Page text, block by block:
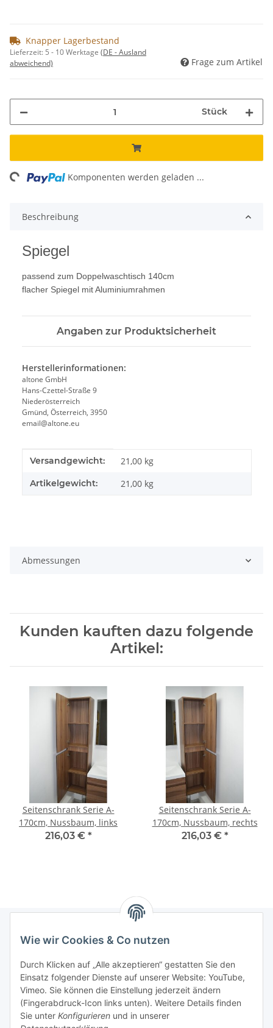
Wie wir Cookies & Co nutzen
Durch Klicken auf „Alle akzeptieren“ gestatten Sie den
Einsatz folgender Dienste auf unserer Website: YouTube,
Vimeo. Sie können die Einstellung jederzeit ändern
(Fingerabdruck-Icon links unten). Weitere Details finden
Sie unter Konfigurieren und in unserer
Knapper Lagerbestand
Lieferzeit: 5 - 10 Werktage (DE - Ausland
abweichend)
Frage zum Artikel
Stück
Komponenten werden geladen ...
Beschreibung
Spiegel
passend zum Doppelwaschtisch 140cm
flacher Spiegel mit Aluminiumrahmen
Angaben zur Produktsicherheit
Herstellerinformationen:
altone GmbH
Hans-Czettel-Straße 9
Niederösterreich
Gmünd, Österreich, 3950
email@altone.eu
Produkteigenschaft
Wert
Versandgewicht: 21,00 kg
Artikelgewicht: 21,00 kg
Abmessungen
Kunden kauften dazu folgende
Artikel:
Seitenschrank Serie A-
170cm, Nussbaum, links
216,03 € *
Seitenschrank Serie A-
170cm, Nussbaum, rechts
216,03 € *
Gesetzliche Informationen
Starke Marken